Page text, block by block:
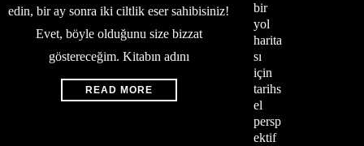
edin, bir ay sonra iki ciltlik eser sahibisiniz!
Evet, böyle olduğunu size bizzat
göstereceğim. Kitabın adını
READ MORE
bir
yol
harita
sı
için
tarihs
el
persp
ektif